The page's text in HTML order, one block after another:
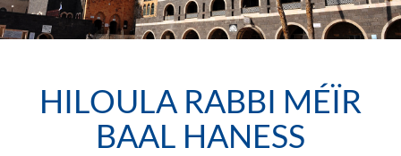
HILOULA RABBI MÉÏR
BAAL HANESS